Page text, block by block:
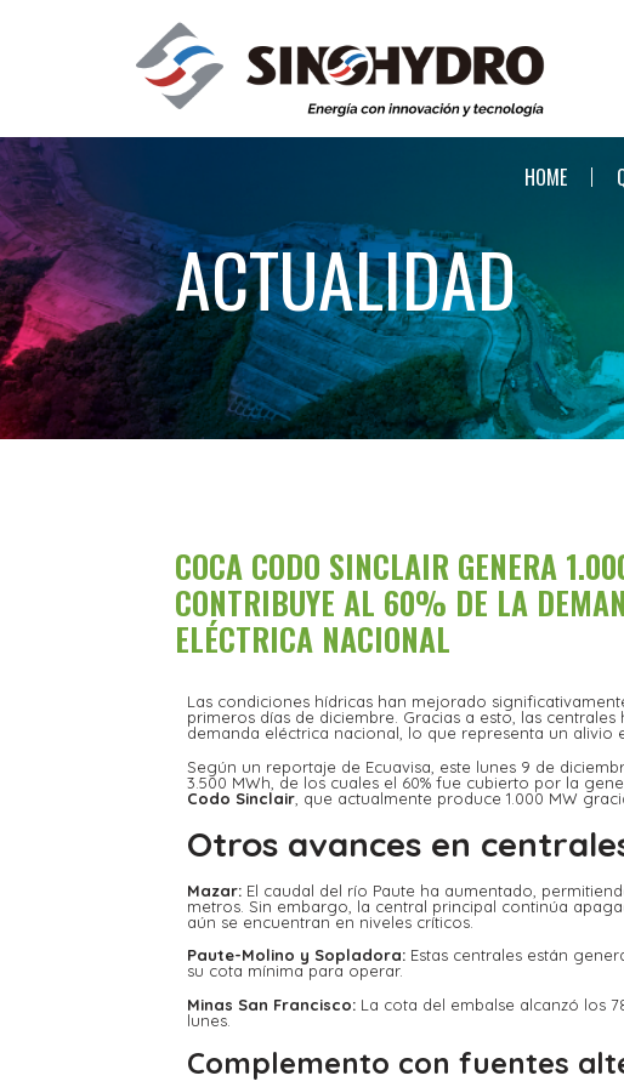
HOME
ACTUALIDAD
COCA CODO SINCLAIR GENERA
CONTRIBUYE AL 60% DE LA
ELÉCTRICA NACIONAL
Las condiciones hídricas han mejorado
primeros días de diciembre. Gracias a esto, las
demanda eléctrica nacional, lo que representa un alivio
Según un reportaje de Ecuavisa, este lunes 9 de
3.500 MWh, de los cuales el 60% fue cubierto por la
Codo Sinclair , que actualmente produce 1.000 MW
Otros avances en
Mazar: El caudal del río Paute ha aumentado,
metros. Sin embargo, la central principal continúa
aún se encuentran en niveles críticos.
Paute-Molino y Sopladora: Estas centrales están
su cota mínima para operar.
Minas San Francisco: La cota del embalse alcanzó los
lunes.
Complemento con fuentes